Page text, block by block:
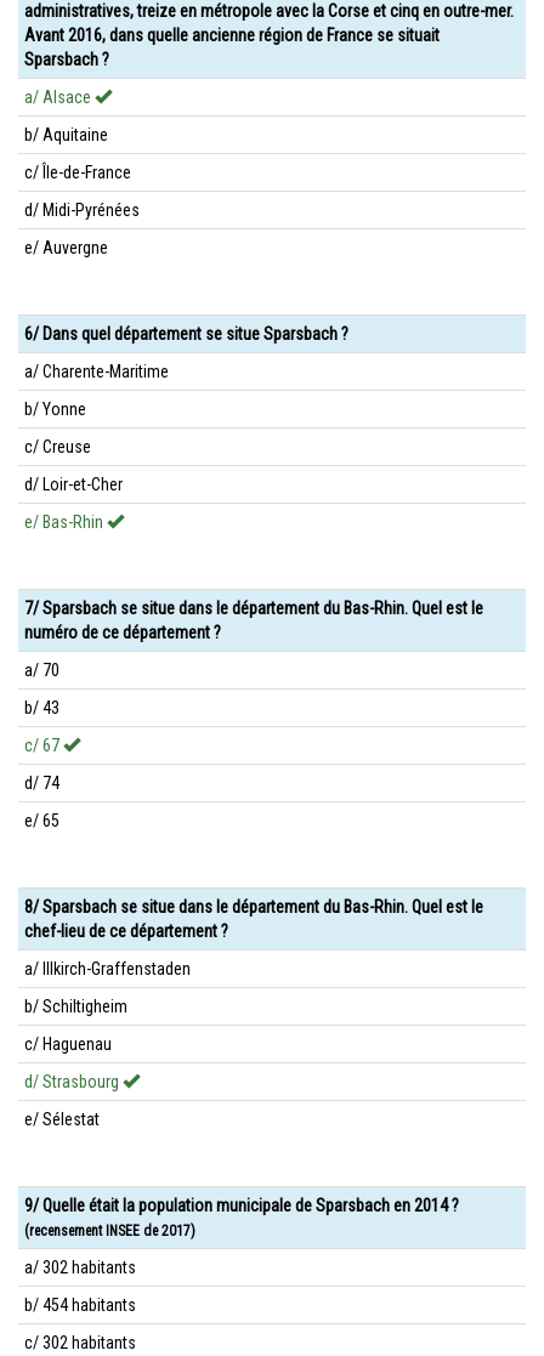
administratives, treize en métropole avec la Corse et cinq en outre-mer.
Avant 2016, dans quelle ancienne région de France se situait
Sparsbach ?
a/ Alsace
b/ Aquitaine
c/ Île-de-France
d/ Midi-Pyrénées
e/ Auvergne
6/ Dans quel département se situe Sparsbach ?
a/ Charente-Maritime
b/ Yonne
c/ Creuse
d/ Loir-et-Cher
e/ Bas-Rhin
7/ Sparsbach se situe dans le département du Bas-Rhin. Quel est le
numéro de ce département ?
a/ 70
b/ 43
c/ 67
d/ 74
e/ 65
8/ Sparsbach se situe dans le département du Bas-Rhin. Quel est le
chef-lieu de ce département ?
a/ Illkirch-Graffenstaden
b/ Schiltigheim
c/ Haguenau
d/ Strasbourg
e/ Sélestat
9/ Quelle était la population municipale de Sparsbach en 2014 ?
(recensement INSEE de 2017)
a/ 302 habitants
b/ 454 habitants
c/ 302 habitants